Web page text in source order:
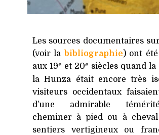
Les sources documentaires
(voir la bibliographie) ont
aux 19e et 20e siècles quand la
la Hunza était encore très
visiteurs occidentaux
d’une admirable
cheminer à pied ou à
sentiers vertigineux ou